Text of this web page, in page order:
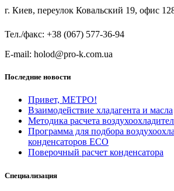
г. Киев, переулок Ковальский 19, офис
Тел./факс: +38 (067) 577-36-94
E-mail: holod@pro-k.com.ua
Последние новости
Привет, МЕТРО!
Взаимодействие хладагента и масла
Методика расчета
Программа для подбора
конденсаторов ECO
Поверочный расчет конденсатора
Специализация